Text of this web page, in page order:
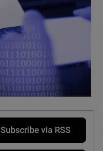
Subscribe via RSS